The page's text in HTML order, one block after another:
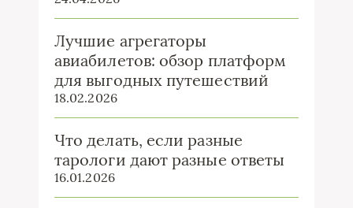
Лучшие агрегаторы
авиабилетов: обзор платформ
для выгодных путешествий
18.02.2026
Что делать, если разные
тарологи дают разные ответы
16.01.2026